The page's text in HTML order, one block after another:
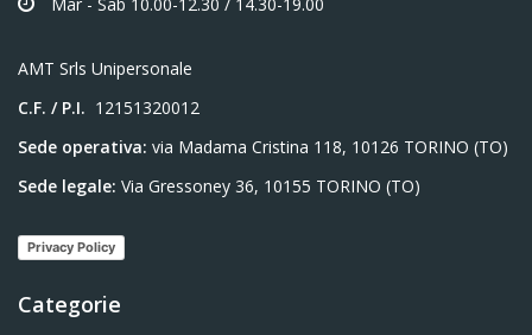
AMT Srls Unipersonale
C.F. / P.I. 12151320012
Sede operativa: via Madama Cristina 118, 10126 TORINO (TO)
Sede legale: Via Gressoney 36, 10155 TORINO (TO)
Privacy Policy
Categorie